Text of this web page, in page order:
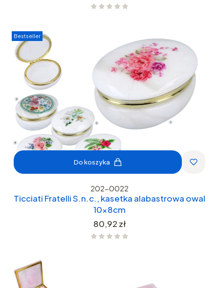
Bestseller
Do koszyka
202-0022
Ticciati Fratelli S.n.c., kasetka alabastrowa owal
10x8cm
Cena
80,92 zł